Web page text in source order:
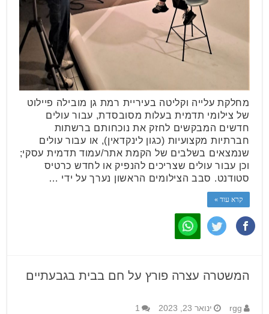
מחלקת עלייה וקליטה בעיריית רמת גן מובילה פיילוט
של צילומי תדמית בעלות מסובסדת, עבור עולים
חדשים המבקשים לחזק את נוכחותם ברשתות
חברתיות מקצועיות (כגון לינקדאין), או עבור עולים
שנמצאים בשלבים של הקמת אתר/עמוד תדמית עסקי;
וכן עבור עולים שצריכים להנפיק או לחדש כרטיס
סטודנט. סבב הצילומים הראשון נערך על ידי …
קרא עוד »
המשטרה עצרה פורץ על חם בבית בגבעתיים
rgg ינואר 23, 2023 1